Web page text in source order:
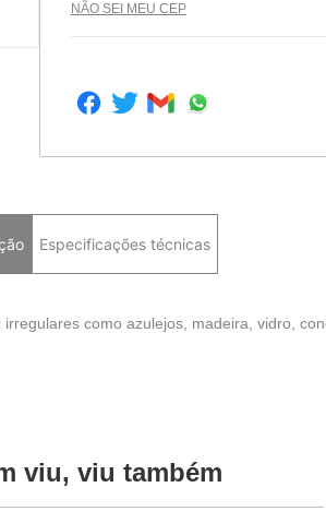
NÃO SEI MEU CEP
Especificações técnicas
como azulejos, madeira, vidro,
viu, viu também